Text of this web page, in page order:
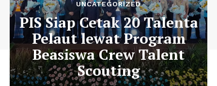
UNCATEGORIZED
PIS Siap Cetak 20 Talenta
Pelaut lewat Program
Beasiswa Crew Talent
Scouting